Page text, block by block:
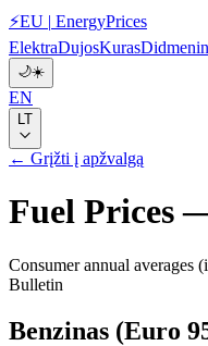
⚡EU | EnergyPrices
ElektraDujosKuras
🌙☀️
EN
LT
← Grįžti į apžvalgą
Fuel Prices
Consumer annual averages
Bulletin
Benzinas (Euro